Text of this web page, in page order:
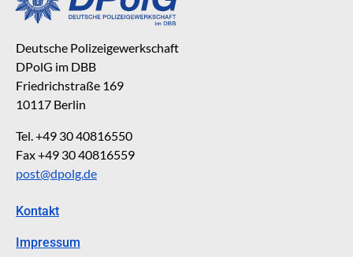
Deutsche Polizeigewerkschaft
DPolG im DBB
Friedrichstraße 169
10117 Berlin
Tel. +49 30 40816550
Fax +49 30 40816559
post@dpolg.de
Kontakt
Impressum